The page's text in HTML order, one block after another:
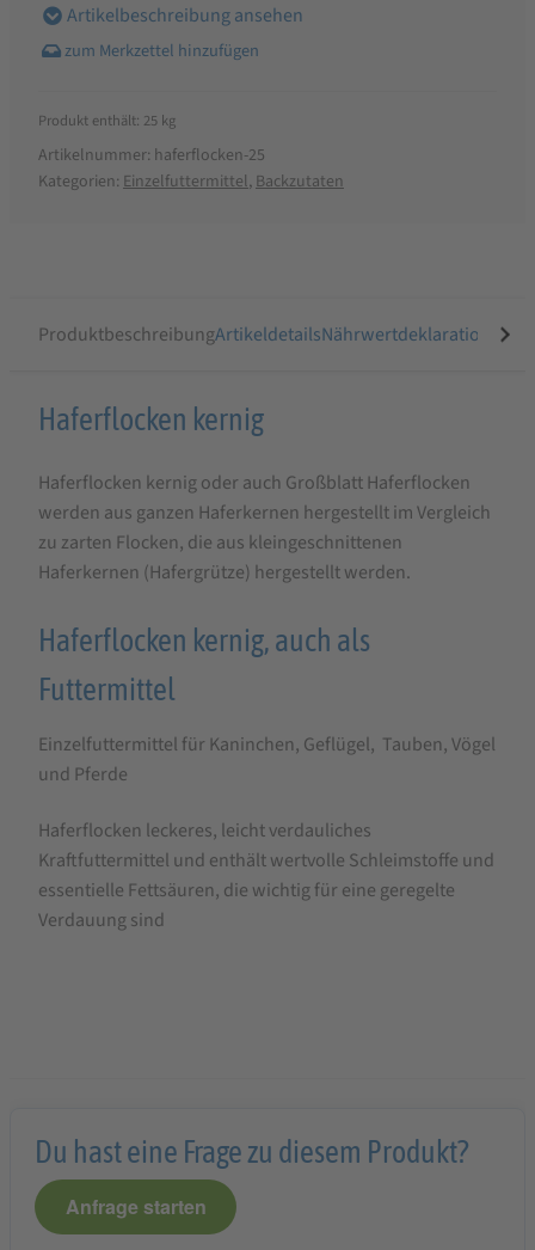
Artikelbeschreibung ansehen
Produkt enthält: 25 kg
Artikelnummer: haferflocken-25
Kategorien: Einzelfuttermittel,Backzutaten
ProduktbeschreibungArtikeldetailsNährwertdeklaration
Produktbeschreibung
Haferflocken
kernig
Haferflocken kernig
Haferflocken kernig oder auch Großblatt Haferflocken
werden aus ganzen Haferkernen hergestellt im Vergleich
zu zarten Flocken, die aus kleingeschnittenen
Haferkernen (Hafergrütze) hergestellt werden.
Haferflocken kernig, auch als
Futtermittel
Einzelfuttermittel für Kaninchen, Geflügel, Tauben, Vögel
und Pferde
Haferflocken leckeres, leicht verdauliches
Kraftfuttermittel und enthält wertvolle Schleimstoffe und
essentielle Fettsäuren, die wichtig für eine geregelte
Verdauung sind
Du hast eine Frage zu diesem Produkt?
Anfrage starten